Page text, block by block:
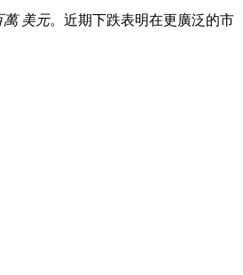
萬 美元。近期下跌表明在更廣泛的市